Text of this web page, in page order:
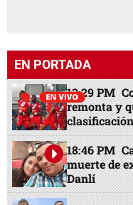
EN PORTADA
13:29 PM
remonta y
18:46 PM
muerte de
Danlí